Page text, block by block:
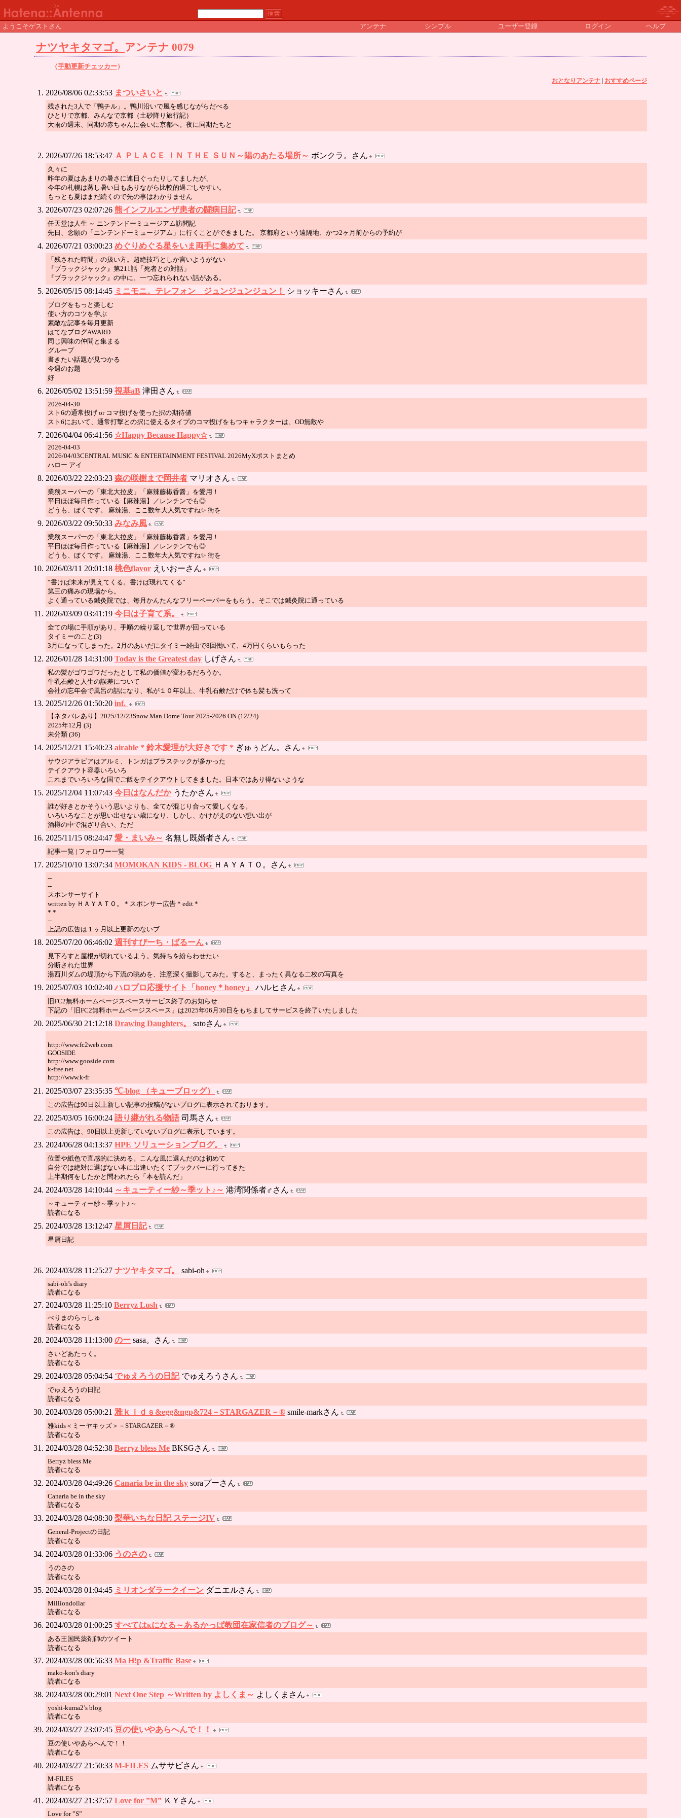
ようこそゲストさん アンテナ シンプル ユーザー登録 ログイン ヘルプ
ナツヤキタマゴ。 アンテナ 0079
（手動更新チェッカー）
おとなりアンテナ| おすすめページ
2026/08/06 02:33:53 まついさいと
残された3人で「鴨チル」。鴨川沿いで風を感じながらだべる
ひとりで京都、みんなで京都（土砂降り旅行記）
大雨の週末、同期の赤ちゃんに会いに京都へ。夜に同期たちと
2026/07/26 18:53:47 Ａ ＰＬＡＣＥ ＩＮ ＴＨＥ ＳＵＮ～陽のあたる場所～ ボンクラ。さん
久々に
昨年の夏はあまりの暑さに連日ぐったりしてましたが、
今年の札幌は蒸し暑い日もありながら比較的過ごしやすい。
もっとも夏はまだ続くので先の事はわかりません
2026/07/23 02:07:26 熊インフルエンザ患者の闘病日記
任天堂は人生 ～ ニンテンドーミュージアム訪問記
先日、念願の「ニンテンドーミュージアム」に行くことができました。 京都府という遠隔地、かつ2ヶ月前からの予約が
2026/07/21 03:00:23 めぐりめぐる星をいま両手に集めて
「残された時間」の扱い方。超絶技巧としか言いようがない
『ブラックジャック』第211話「死者との対話」
『ブラックジャック』の中に、一つ忘れられない話がある。
2026/05/15 08:14:45 ミニモニ。テレフォン ジュンジュンジュン！ ショッキーさん
ブログをもっと楽しむ
使い方のコツを学ぶ
素敵な記事を毎月更新
はてなブログAWARD
同じ興味の仲間と集まる
グループ
書きたい話題が見つかる
今週のお題
好
2026/05/02 13:51:59 視基aB 津田さん
2026-04-30
スト6の通常投げ or コマ投げを使った択の期待値
スト6において、通常打撃との択に使えるタイプのコマ投げをもつキャラクターは、OD無敵や
2026/04/04 06:41:56 ☆Happy Because Happy☆
2026-04-03
2026/04/03CENTRAL MUSIC & ENTERTAINMENT FESTIVAL 2026MyXポストまとめ
ハロー アイ
2026/03/22 22:03:23 森の咲樹まで岡井者 マリオさん
業務スーパーの「東北大拉皮」「麻辣藤椒香醤」を愛用！
平日ほぼ毎日作っている【麻辣湯】／レンチンでも◎
どうも、ぼくです。 麻辣湯、ここ数年大人気ですね✨ 街を
2026/03/22 09:50:33 みなみ風
業務スーパーの「東北大拉皮」「麻辣藤椒香醤」を愛用！
平日ほぼ毎日作っている【麻辣湯】／レンチンでも◎
どうも、ぼくです。 麻辣湯、ここ数年大人気ですね✨ 街を
2026/03/11 20:01:18 桃色flavor えいおーさん
“書けば未来が見えてくる。書けば現れてくる”
第三の痛みの現場から。
よく通っている鍼灸院では、毎月かんたんなフリーペーパーをもらう。そこでは鍼灸院に通っている
2026/03/09 03:41:19 今日は子育て系。
全ての場に手順があり、手順の繰り返しで世界が回っている
タイミーのこと(3)
3月になってしまった。2月のあいだにタイミー経由で8回働いて、4万円くらいもらった
2026/01/28 14:31:00 Today is the Greatest day しげさん
私の髪がゴワゴワだったとして私の価値が変わるだろうか。
牛乳石鹸と人生の誤差について
会社の忘年会で風呂の話になり、私が１０年以上、牛乳石鹸だけで体も髪も洗って
2025/12/26 01:50:20 inf.
【ネタバレあり】2025/12/23Snow Man Dome Tour 2025-2026 ON (12/24)
2025年12月 (3)
未分類 (36)
2025/12/21 15:40:23 airable * 鈴木愛理が大好きです * ぎゅぅどん。さん
サウジアラビアはアルミ、トンガはプラスチックが多かった
テイクアウト容器いろいろ
これまでいろいろな国でご飯をテイクアウトしてきました。日本ではあり得ないような
2025/12/04 11:07:43 今日はなんだか うたかさん
誰が好きとかそういう思いよりも、全てが混じり合って愛しくなる。
いろいろなことが思い出せない歳になり、しかし、かけがえのない想い出が
酒樽の中で混ざり合い、ただ
2025/11/15 08:24:47 愛・まいみ～ 名無し既婚者さん
記事一覧 | フォロワー一覧
2025/10/10 13:07:34 MOMOKAN KIDS - BLOG ＨＡＹＡＴＯ。さん
--
--
スポンサーサイト
written by ＨＡＹＡＴＯ。 * スポンサー広告 * edit *
* *
--
上記の広告は１ヶ月以上更新のないブ
2025/07/20 06:46:02 週刊すぴーち・ばるーん
見下ろすと屋根が切れているよう。気持ちを紛らわせたい
分断された世界
湯西川ダムの堤頂から下流の眺めを、注意深く撮影してみた。すると、まったく異なる二枚の写真を
2025/07/03 10:02:40 ハロプロ応援サイト「honey＊honey」 ハルヒさん
旧FC2無料ホームページスペースサービス終了のお知らせ
下記の「旧FC2無料ホームページスペース」は2025年06月30日をもちましてサービスを終了いたしました
2025/06/30 21:12:18 Drawing Daughters。 satoさん
http://www.fc2web.com
GOOSIDE
http://www.gooside.com
k-free.net
http://www.k-fr
2025/03/07 23:35:35 ℃-blog （キューブロッグ）
この広告は90日以上新しい記事の投稿がないブログに表示されております。
2025/03/05 16:00:24 語り継がれる物語 司馬さん
この広告は、90日以上更新していないブログに表示しています。
2024/06/28 04:13:37 HPE ソリューションブログ。
位置や紙色で直感的に決める。こんな風に選んだのは初めて
自分では絶対に選ばない本に出逢いたくてブックバーに行ってきた
上半期何をしたかと問われたら「本を読んだ」
2024/03/28 14:10:44 ～キューティー紗～季ット♪～ 港湾関係者♂さん
～キューティー紗～季ット♪～
読者になる
2024/03/28 13:12:47 星屑日記
星屑日記
2024/03/28 11:25:27 ナツヤキタマゴ。 sabi-oh
sabi-oh’s diary
読者になる
2024/03/28 11:25:10 Berryz Lush
べりまのらっしゅ
読者になる
2024/03/28 11:13:00 のー sasa。さん
さいどあたっく。
読者になる
2024/03/28 05:04:54 でゅえろうの日記 でゅえろうさん
でゅえろうの日記
読者になる
2024/03/28 05:00:21 雅ｋｉｄｓ&egg&ngp&724－STARGAZER－® smile-markさん
雅kids＜ミーヤキッズ＞－STARGAZER－®
読者になる
2024/03/28 04:52:38 Berryz bless Me BKSGさん
Berryz bless Me
読者になる
2024/03/28 04:49:26 Canaria be in the sky soraプーさん
Canaria be in the sky
読者になる
2024/03/28 04:08:30 梨華いちな日記 ステージIV
General-Projectの日記
読者になる
2024/03/28 01:33:06 うのさの
うのさの
読者になる
2024/03/28 01:04:45 ミリオンダラークイーン ダニエルさん
Milliondollar
読者になる
2024/03/28 01:00:25 すべてはκになる～あるかっぱ教団在家信者のブログ～
ある王国民薬剤師のツイート
読者になる
2024/03/28 00:56:33 Ma H!p &Traffic Base
mako-kon's diary
読者になる
2024/03/28 00:29:01 Next One Step ～Written by よしくま～ よしくまさん
yoshi-kuma2’s blog
読者になる
2024/03/27 23:07:45 豆の使いやあらへんで！！
豆の使いやあらへんで！！
読者になる
2024/03/27 21:50:33 M-FILES ムササビさん
M-FILES
読者になる
2024/03/27 21:37:57 Love for ”M” ＫＹさん
Love for ”S”